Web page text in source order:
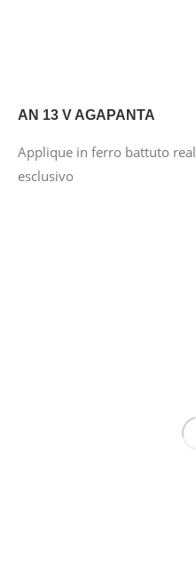
AN 13 V AGAPANTA
Applique in ferro battuto
esclusivo